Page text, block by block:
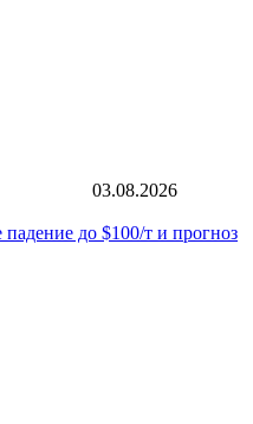
03.08.2026
до $100/т и прогноз